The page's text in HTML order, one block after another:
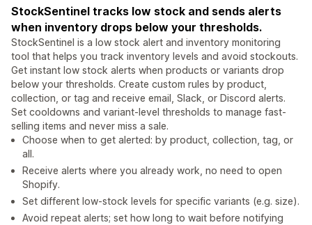
StockSentinel tracks low stock and sends alerts
when inventory drops below your thresholds.
StockSentinel is a low stock alert and inventory monitoring
tool that helps you track inventory levels and avoid stockouts.
Get instant low stock alerts when products or variants drop
below your thresholds. Create custom rules by product,
collection, or tag and receive email, Slack, or Discord alerts.
Set cooldowns and variant-level thresholds to manage fast-
selling items and never miss a sale.
Choose when to get alerted: by product, collection, tag, or
all.
Receive alerts where you already work, no need to open
Shopify.
Set different low-stock levels for specific variants (e.g. size).
Avoid repeat alerts; set how long to wait before notifying